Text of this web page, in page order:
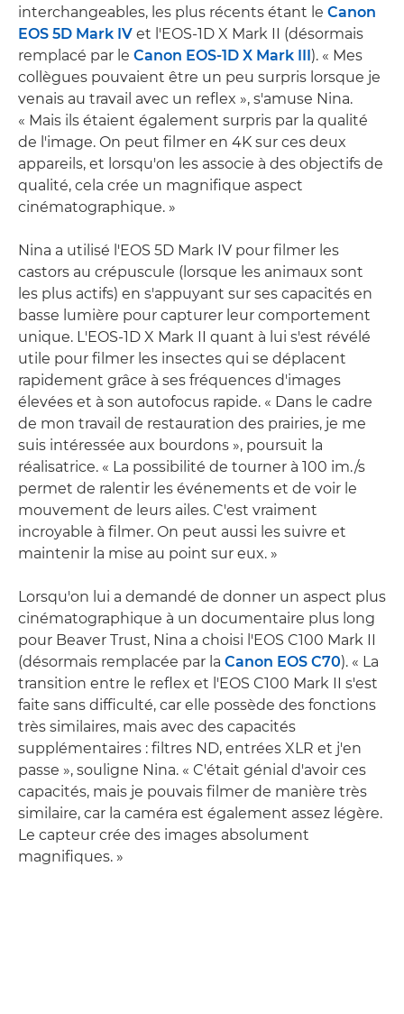
interchangeables, les plus récents étant le Canon
EOS 5D Mark IV et l'EOS-1D X Mark II (désormais
remplacé par le Canon EOS-1D X Mark III). « Mes
collègues pouvaient être un peu surpris lorsque je
venais au travail avec un reflex », s'amuse Nina.
« Mais ils étaient également surpris par la qualité
de l'image. On peut filmer en 4K sur ces deux
appareils, et lorsqu'on les associe à des objectifs de
qualité, cela crée un magnifique aspect
cinématographique. »
Nina a utilisé l'EOS 5D Mark IV pour filmer les
castors au crépuscule (lorsque les animaux sont
les plus actifs) en s'appuyant sur ses capacités en
basse lumière pour capturer leur comportement
unique. L'EOS-1D X Mark II quant à lui s'est révélé
utile pour filmer les insectes qui se déplacent
rapidement grâce à ses fréquences d'images
élevées et à son autofocus rapide. « Dans le cadre
de mon travail de restauration des prairies, je me
suis intéressée aux bourdons », poursuit la
réalisatrice. « La possibilité de tourner à 100 im./s
permet de ralentir les événements et de voir le
mouvement de leurs ailes. C'est vraiment
incroyable à filmer. On peut aussi les suivre et
maintenir la mise au point sur eux. »
Lorsqu'on lui a demandé de donner un aspect plus
cinématographique à un documentaire plus long
pour Beaver Trust, Nina a choisi l'EOS C100 Mark II
(désormais remplacée par la Canon EOS C70). « La
transition entre le reflex et l'EOS C100 Mark II s'est
faite sans difficulté, car elle possède des fonctions
très similaires, mais avec des capacités
supplémentaires : filtres ND, entrées XLR et j'en
passe », souligne Nina. « C'était génial d'avoir ces
capacités, mais je pouvais filmer de manière très
similaire, car la caméra est également assez légère.
Le capteur crée des images absolument
magnifiques. »